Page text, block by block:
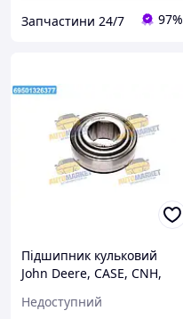
Запчастини 24/7 97%
Підшипник кульковий
John Deere, CASE, CNH,
11921-88 UA22
Недоступний